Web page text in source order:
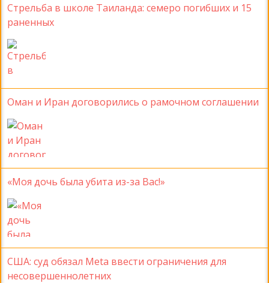
Стрельба в школе Таиланда: семеро погибших и 15
раненных
Оман и Иран договорились о рамочном соглашении
«Моя дочь была убита из-за Вас!»
США: суд обязал Meta ввести ограничения для
несовершеннолетних